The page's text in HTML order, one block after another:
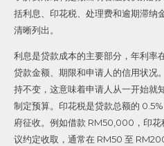
括利息、印花税、处理费和逾期滞纳
清晰列出。
利息是贷款成本的主要部分，年利率
贷款金额、期限和申请人的信用状况
持不变，这意味着申请人从一开始就
制定预算。印花税是贷款总额的
府征收。例如借款 RM50,000，印
议约定收取，通常在 RM50 至